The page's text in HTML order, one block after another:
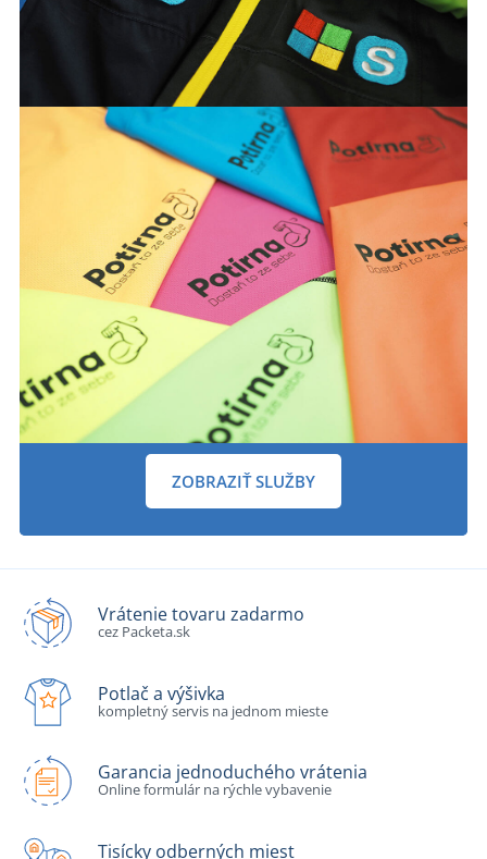
ZOBRAZIŤ SLUŽBY
Vrátenie tovaru zadarmo
cez Packeta.sk
Potlač a výšivka
kompletný servis na jednom mieste
Garancia jednoduchého vrátenia
Online formulár na rýchle vybavenie
Tisícky odberných miest